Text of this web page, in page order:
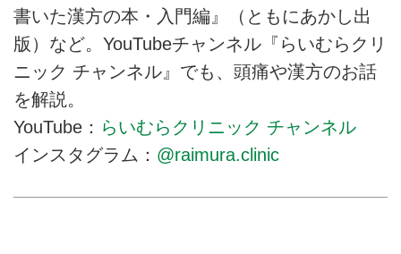
書いた漢方の本・入門編』（ともにあかし出
版）など。YouTubeチャンネル『らいむらクリ
ニック チャンネル』でも、頭痛や漢方のお話
を解説。
YouTube： らいむらクリニック チャンネル
インスタグラム： @raimura.clinic